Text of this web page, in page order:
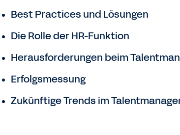
Best Practices und Lösungen
Die Rolle der HR-Funktion
Herausforderungen beim
Erfolgsmessung
Zukünftige Trends im